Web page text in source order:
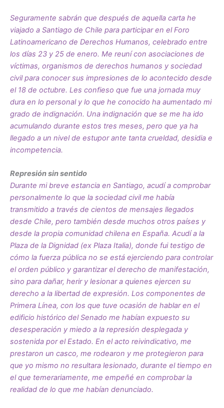
Seguramente sabrán que después de aquella carta he
viajado a Santiago de Chile para participar en el Foro
Latinoamericano de Derechos Humanos, celebrado entre
los días 23 y 25 de enero. Me reuní con asociaciones de
víctimas, organismos de derechos humanos y sociedad
civil para conocer sus impresiones de lo acontecido desde
el 18 de octubre. Les confieso que fue una jornada muy
dura en lo personal y lo que he conocido ha aumentado mi
grado de indignación. Una indignación que se me ha ido
acumulando durante estos tres meses, pero que ya ha
llegado a un nivel de estupor ante tanta crueldad, desidia e
incompetencia.
Represión sin sentido
Durante mi breve estancia en Santiago, acudí a comprobar
personalmente lo que la sociedad civil me había
transmitido a través de cientos de mensajes llegados
desde Chile, pero también desde muchos otros países y
desde la propia comunidad chilena en España. Acudí a la
Plaza de la Dignidad (ex Plaza Italia), donde fui testigo de
cómo la fuerza pública no se está ejerciendo para controlar
el orden público y garantizar el derecho de manifestación,
sino para dañar, herir y lesionar a quienes ejercen su
derecho a la libertad de expresión. Los componentes de
Primera Línea, con los que tuve ocasión de hablar en el
edificio histórico del Senado me habían expuesto su
desesperación y miedo a la represión desplegada y
sostenida por el Estado. En el acto reivindicativo, me
prestaron un casco, me rodearon y me protegieron para
que yo mismo no resultara lesionado, durante el tiempo en
el que temerariamente, me empeñé en comprobar la
realidad de lo que me habían denunciado.